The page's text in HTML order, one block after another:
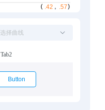
选择曲线
Tab2
Button